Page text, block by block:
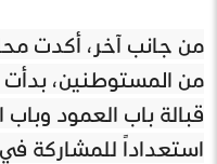
من جانب آخر، أكدت
من المستوطنين،
قبالة باب العمود
استعداداً للمشاركة